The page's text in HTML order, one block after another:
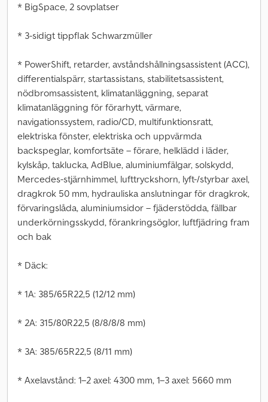
* BigSpace, 2 sovplatser
* 3-sidigt tippflak Schwarzmüller
* PowerShift, retarder, avståndshållningsassistent (ACC),
differentialspärr, startassistans, stabilitetsassistent,
nödbromsassistent, klimatanläggning, separat
klimatanläggning för förarhytt, värmare,
navigationssystem, radio/CD, multifunktionsratt,
elektriska fönster, elektriska och uppvärmda
backspeglar, komfortsäte – förare, helklädd i läder,
kylskåp, taklucka, AdBlue, aluminiumfälgar, solskydd,
Mercedes-stjärnhimmel, lufttryckshorn, lyft-/styrbar axel,
dragkrok 50 mm, hydrauliska anslutningar för dragkrok,
förvaringslåda, aluminiumsidor – fjäderstödda, fällbar
underkörningsskydd, förankringsöglor, luftfjädring fram
och bak
* Däck:
* 1A: 385/65R22,5 (12/12 mm)
* 2A: 315/80R22,5 (8/8/8/8 mm)
* 3A: 385/65R22,5 (8/11 mm)
* Axelavstånd: 1–2 axel: 4300 mm, 1–3 axel: 5660 mm